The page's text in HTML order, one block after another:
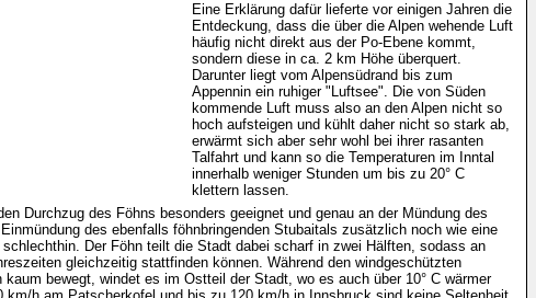
Eine Erklärung dafür lieferte vor einigen Jahren die
Entdeckung, dass die über die Alpen wehende Luft
häufig nicht direkt aus der Po-Ebene kommt,
sondern diese in ca. 2 km Höhe überquert.
Darunter liegt vom Alpensüdrand bis zum
Appennin ein ruhiger "Luftsee". Die von Süden
kommende Luft muss also an den Alpen nicht so
hoch aufsteigen und kühlt daher nicht so stark ab,
erwärmt sich aber sehr wohl bei ihrer rasanten
Talfahrt und kann so die Temperaturen im Inntal
innerhalb weniger Stunden um bis zu 20° C
klettern lassen.
Durchzug des Föhns besonders geeignet und genau an der Mündung des
des ebenfalls föhnbringenden Stubaitals zusätzlich noch wie eine
Der Föhn teilt die Stadt dabei scharf in zwei Hälften, sodass an
gleichzeitig stattfinden können. Während den windgeschützten
bewegt, windet es im Ostteil der Stadt, wo es auch über 10° C wärmer